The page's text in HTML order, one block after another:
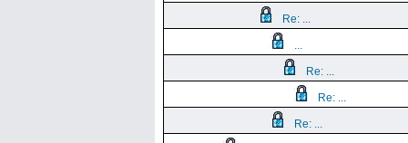
Re: ...
...
Re: ...
Re: ...
Re: ...